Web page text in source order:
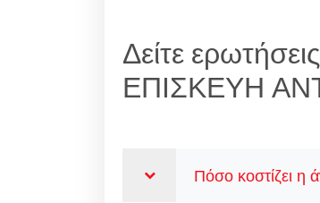
Δείτε
ΕΠΙΣΚΕΥΗ
Πόσο κοστίζει η